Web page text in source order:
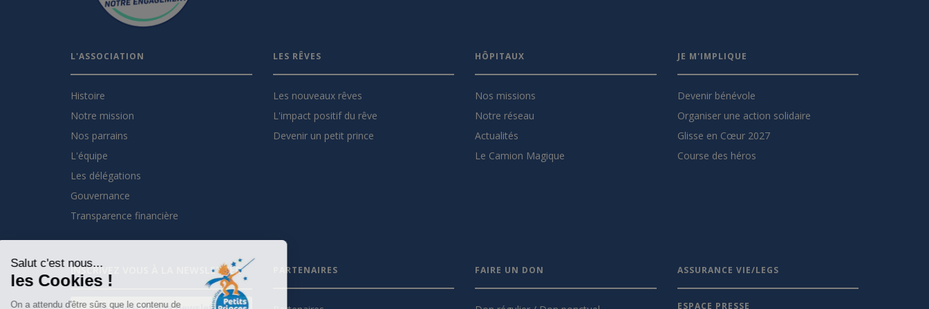
Salut c'est nous...
les Cookies !
On a attendu d'être sûrs que le contenu de
L'ASSOCIATION
Histoire
Notre mission
Nos parrains
L'équipe
Les délégations
Gouvernance
Transparence financière
LES RÊVES
Les nouveaux rêves
L'impact positif du rêve
Devenir un petit prince
HÔPITAUX
Nos missions
Notre réseau
Actualités
Le Camion Magique
JE M'IMPLIQUE
Devenir bénévole
Organiser une action solidaire
Glisse en Cœur 2027
Course des héros
INSCRIVEZ VOUS À LA NEWSLETTER PARTENAIRES FAIRE UN DON ASSURANCE VIE/LEGS
ESPACE PRESSE